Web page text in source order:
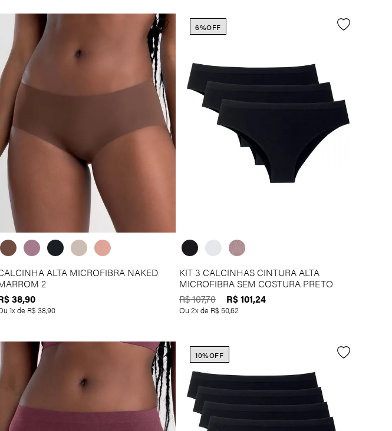
ALTA MICROFIBRA NAKED
2
38,90
1x de R$ 38,90
KIT 3 CALCINHAS CINTURA ALTA
MICROFIBRA SEM COSTURA PRETO
6%OFF
R$107,70 R$101,24
Ou 2x de R$ 50,62
10%OFF